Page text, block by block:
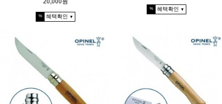
% 혜택확인 ▼
% 혜택확인 ▼